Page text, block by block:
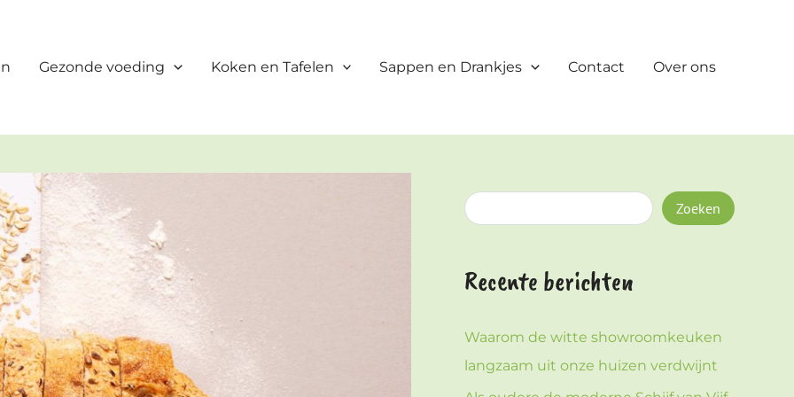
Gezonde voeding Koken en Tafelen Sappen en Drankjes Contact Over ons
e
Zoeken
Recente berichten
Waarom de witte showroomkeuken
langzaam uit onze huizen verdwijnt